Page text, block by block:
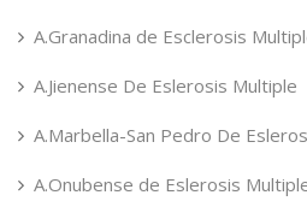
A.Granadina de Esclerosis
A.Jienense De Eslerosis Multiple
A.Marbella-San Pedro De
A.Onubense de Eslerosis